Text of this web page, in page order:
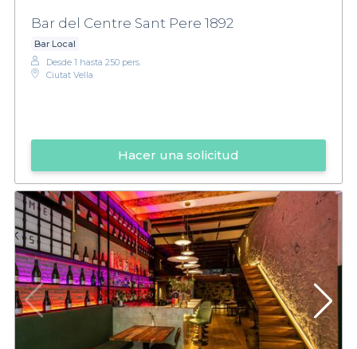
Bar del Centre Sant Pere 1892
Bar Local
Desde 1 hasta 250 pers.
Ciutat Vella
Hacer una solicitud